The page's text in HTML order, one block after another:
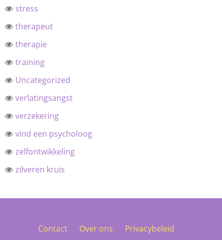
stress
therapeut
therapie
training
Uncategorized
verlatingsangst
verzekering
vind een psycholoog
zelfontwikkeling
zilveren kruis
Contact Over ons Privacybeleid